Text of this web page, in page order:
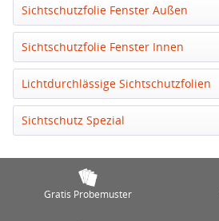
Sichtschutzfolie Fenster Außen
Sichtschutzfolie Fenster Innen
Lichtdurchlässige Sichtschutzfolien
Sichtschutz Spezial
Gratis Probemuster